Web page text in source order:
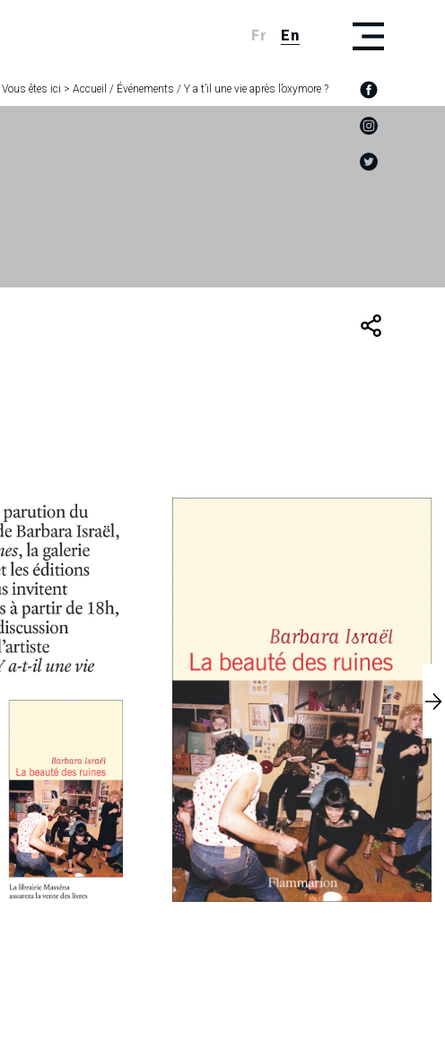
Fr En
Vous êtes ici > Accueil / Événements / Y a t’il une vie après l’oxymore ?